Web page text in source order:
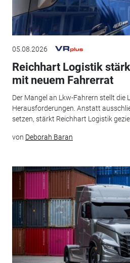
05.08.2026
Reichhart Logistik
mit neuem Fahrerrat
Der Mangel an Lkw-Fahrern stellt die
Herausforderungen. Anstatt
setzen, stärkt Reichhart Logistik
von Deborah Baran